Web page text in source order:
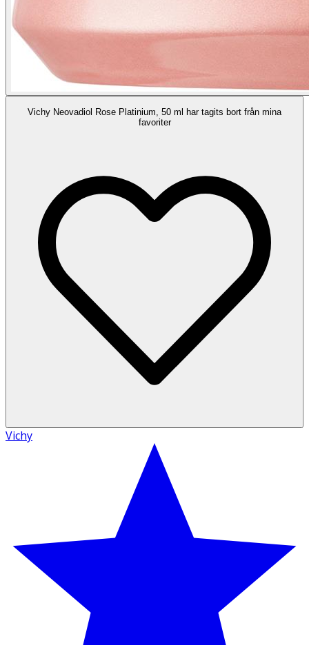
Vichy Neovadiol Rose Platinium, 50 ml har tagits bort från mina
favoriter
Vichy